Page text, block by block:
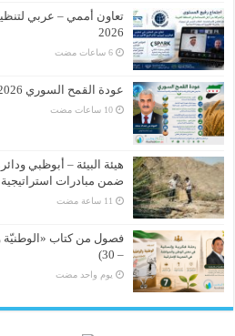
تعاون أممي – عربي
2026
عودة القمح السوري 2026
هيئة البيئة – أبوظبي
ضمن مبادرات
– 30)
‏يوم واحد مضت